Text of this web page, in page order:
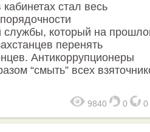
стал весь
службы, который на
перенять
Антикоррупционеры
“смыть” всех
9840 0 0